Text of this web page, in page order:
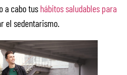
a cabo tus hábitos saludables para
el sedentarismo.